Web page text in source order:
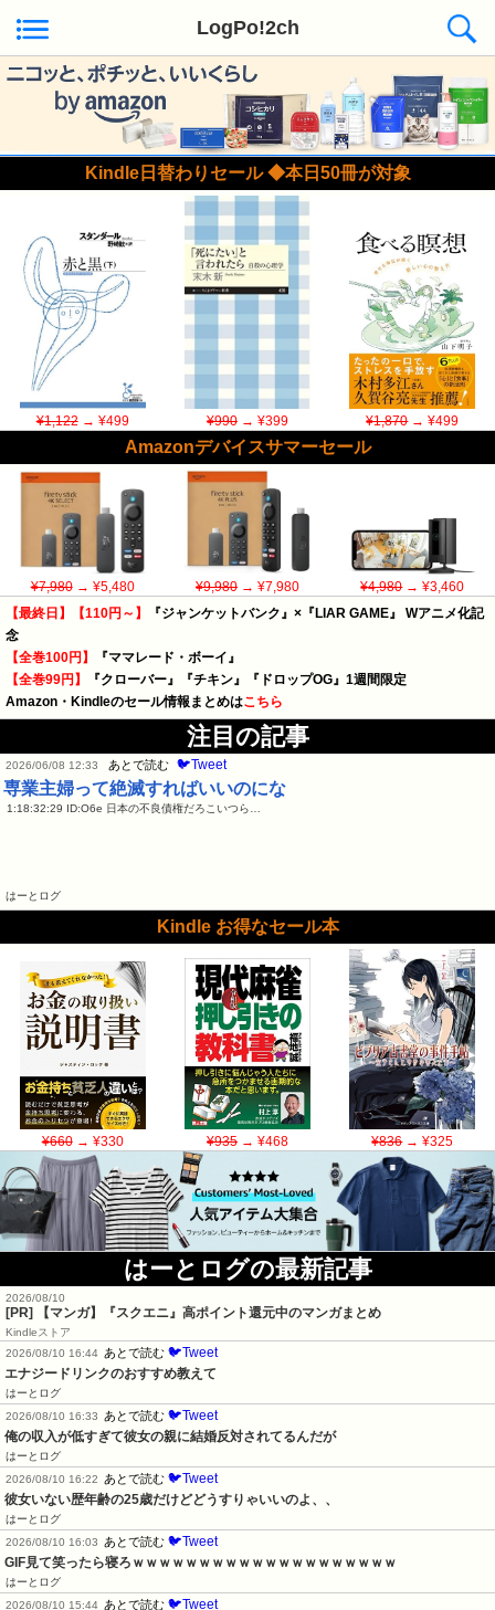
LogPo!2ch
Kindle日替わりセール ◆本日50冊が対象
¥1,122→ ¥499 ¥990→ ¥399 ¥1,870→ ¥499
Amazonデバイスサマーセール
¥7,980→ ¥5,480 ¥9,980→ ¥7,980 ¥4,980→ ¥3,460
【最終日】【110円～】
『ジャンケットバンク』×『LIAR GAME』 Wアニメ化記
念
【全巻100円】
『ママレード・ボーイ』
【全巻99円】
『クローバー』『チキン』『ドロップOG』1週間限定
Amazon・Kindleのセール情報まとめはこちら
注目の記事
2026/06/08 12:33 あとで読む 🐦Tweet
専業主婦って絶滅すればいいのにな
1:18:32:29 ID:O6e 日本の不良債権だろこいつら…
はーとログ
Kindle お得なセール本
¥660→ ¥330 ¥935→ ¥468 ¥836→ ¥325
はーとログの最新記事
2026/08/10
[PR] 【マンガ】『スクエニ』高ポイント還元中のマンガまとめ
Kindleストア
2026/08/10 16:44 あとで読む 🐦Tweet
エナジードリンクのおすすめ教えて
はーとログ
2026/08/10 16:33
あとで読む 🐦Tweet
俺の収入が低すぎて彼女の親に結婚反対されてるんだが
はーとログ
2026/08/10 16:22
あとで読む 🐦Tweet
彼女いない歴年齢の25歳だけどどうすりゃいいのよ、、
はーとログ
2026/08/10 16:03
あとで読む 🐦Tweet
GIF見て笑ったら寝ろｗｗｗｗｗｗｗｗｗｗｗｗｗｗｗｗｗｗｗｗ
はーとログ
2026/08/10 15:44 あとで読む 🐦Tweet